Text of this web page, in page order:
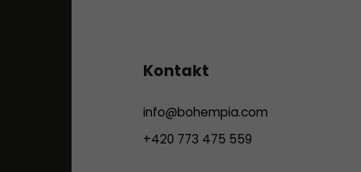
Kontakt
info@bohempia.com
+420 773 475 559